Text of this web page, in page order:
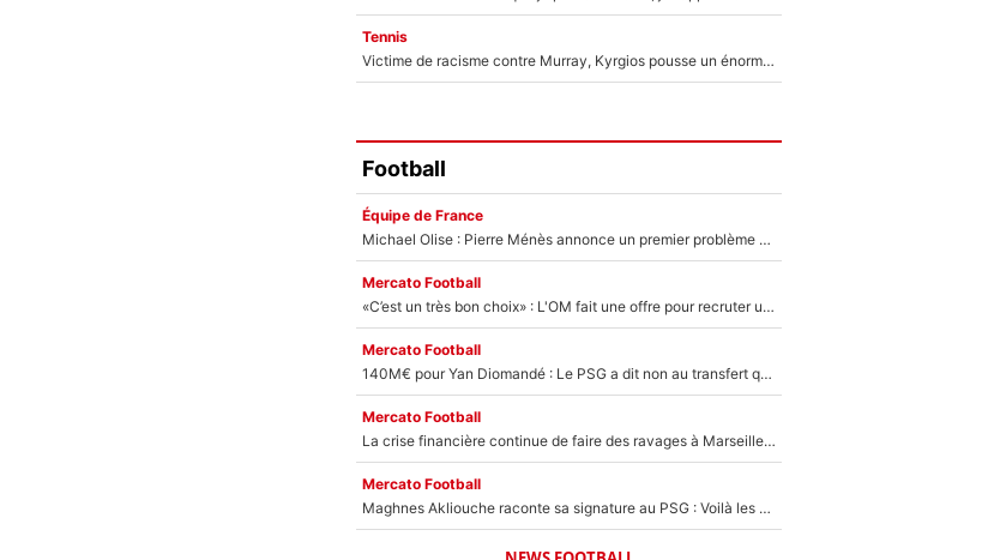
Tennis
Victime de racisme contre Murray, Kyrgios pousse un énorme coup de gueule !
Football
Équipe de France
Michael Olise : Pierre Ménès annonce un premier problème pour Zinedine Zidane en équipe de France
Mercato Football
«C’est un très bon choix» : L'OM fait une offre pour recruter un ancien joueur du PSG... et c'est validé dans l'After Foot !
Mercato Football
140M€ pour Yan Diomandé : Le PSG a dit non au transfert qui bat tous les records sur le mercato
Mercato Football
La crise financière continue de faire des ravages à Marseille : L’OM a placé 12 joueurs sur le marché des transferts… et ça pourrait lui rapporter près de 100M€ !
Mercato Football
Maghnes Akliouche raconte sa signature au PSG : Voilà les coulisses de son transfert de rêve à 50M€